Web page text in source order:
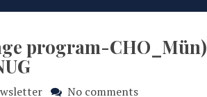
program-CHO_Mün)
No comments